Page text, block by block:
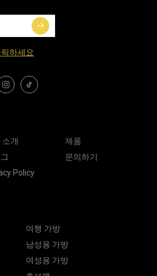
하세요
소개
제품
문의하기
Policy
여행 가방
남성용 가방
여성용 가방